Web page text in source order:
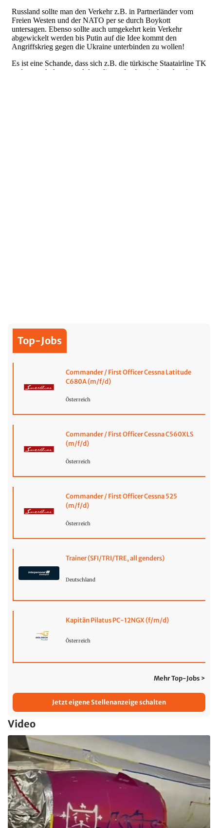
Top-Jobs
Commander / First Officer Cessna Latitude
C680A (m/f/d)
Österreich
Commander / First Officer Cessna C560XLS
(m/f/d)
Österreich
Commander / First Officer Cessna 525
(m/f/d)
Österreich
Trainer (SFI/TRI/TRE, all genders)
Deutschland
Kapitän Pilatus PC-12NGX (f/m/d)
Österreich
Mehr Top-Jobs >
Jetzt eigene Stellenanzeige schalten
Video